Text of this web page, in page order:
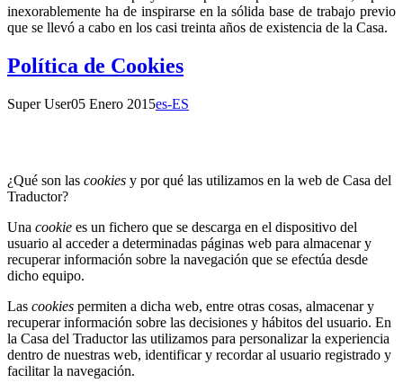
inexorablemente ha de inspirarse en la sólida base de trabajo previo
que se llevó a cabo en los casi treinta años de existencia de la Casa.
Política de Cookies
Super User05 Enero 2015es-ES
¿Qué son las cookies y por qué las utilizamos en la web de Casa del
Traductor?
Una cookie es un fichero que se descarga en el dispositivo del
usuario al acceder a determinadas páginas web para almacenar y
recuperar información sobre la navegación que se efectúa desde
dicho equipo.
Las cookies permiten a dicha web, entre otras cosas, almacenar y
recuperar información sobre las decisiones y hábitos del usuario. En
la Casa del Traductor las utilizamos para personalizar la experiencia
dentro de nuestras web, identificar y recordar al usuario registrado y
facilitar la navegación.